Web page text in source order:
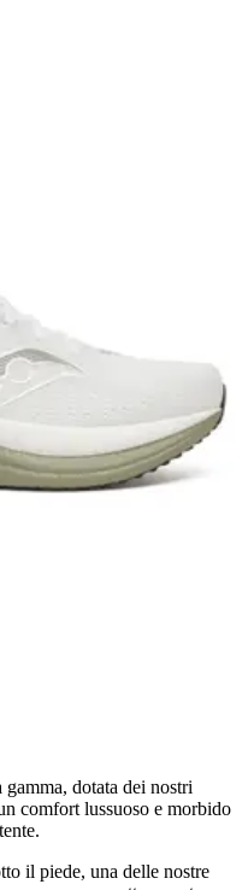
gamma, dotata dei nostri
comfort lussuoso e morbido
il piede, una delle nostre